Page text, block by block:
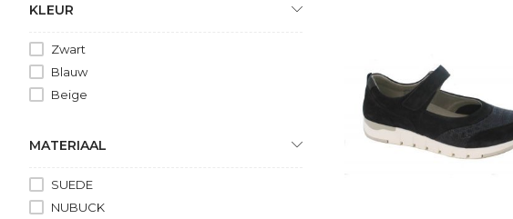
KLEUR
Zwart
Blauw
Beige
MATERIAAL
SUEDE
NUBUCK